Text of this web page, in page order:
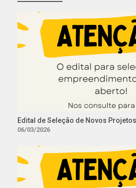
Edital de Seleção de Novos
06/03/2026